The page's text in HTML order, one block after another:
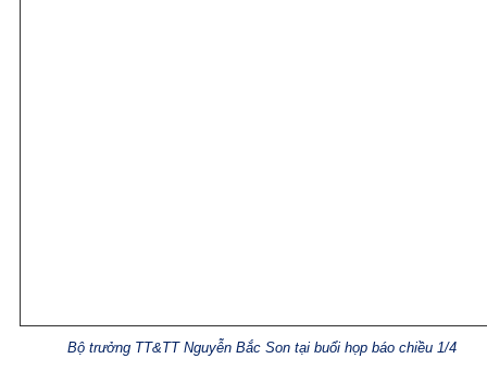
Bộ trưởng TT&TT Nguyễn Bắc Son tại buổi họp báo chiều 1/4